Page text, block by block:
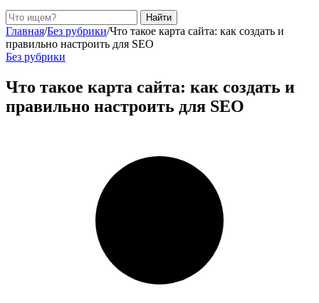
Поиск
Найти
Главная/Без рубрики/Что такое карта сайта: как создать и
правильно настроить для SEO
Без рубрики
Что такое карта сайта: как создать и
правильно настроить для SEO